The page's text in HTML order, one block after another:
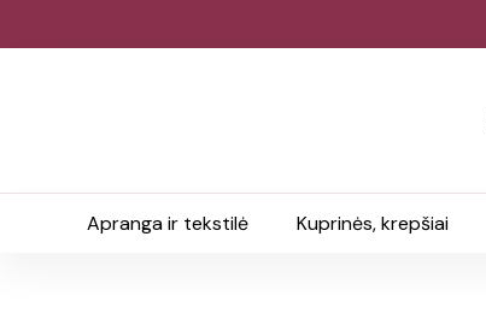
Apranga ir tekstilė Kuprinės, krepšiai